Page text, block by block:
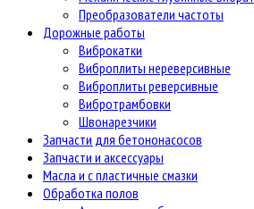
Преобразователи частоты
Дорожные работы
Виброкатки
Виброплиты нереверсивные
Виброплиты реверсивные
Вибротрамбовки
Швонарезчики
Запчасти для бетононасосов
Запчасти и аксессуары
Масла и с пластичные смазки
Обработка полов